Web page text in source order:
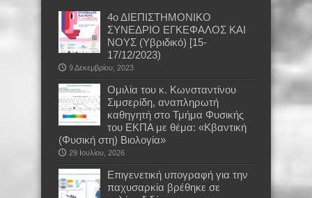
4ο ΔΙΕΠΙΣΤΗΜΟΝΙΚΟ
ΣΥΝΕΔΡΙΟ ΕΓΚΕΦΑΛΟΣ ΚΑΙ
ΝΟΥΣ (Υβριδικό) [15-
17/12/2023)
9 Δεκεμβρίου, 2023
Oμιλία του κ. Κωνσταντίνου
Σιμσερίδη, αναπληρωτή
καθηγητή στο Τμήμα Φυσικής
του ΕΚΠΑ με θέμα: «Κβαντική
(Φυσική στη) Βιολογία»
29 Ιουλίου, 2026
Επιγενετική υπογραφή για την
παχυσαρκία βρέθηκε σε